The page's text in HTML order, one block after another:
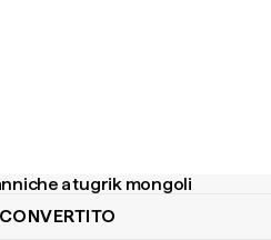
a tugrik mongoli
CONVERTITO